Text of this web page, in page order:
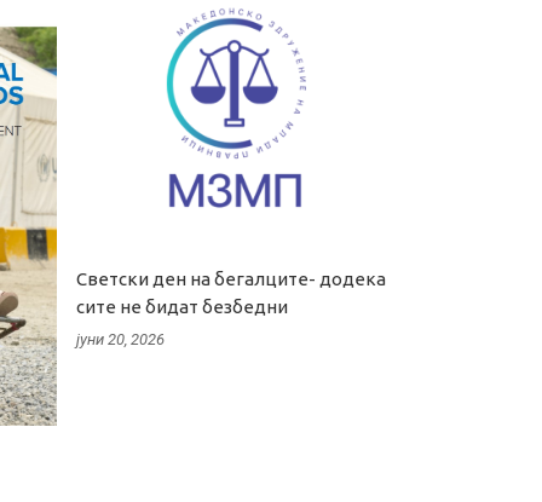
Светски ден на бегалците- додека
сите не бидат безбедни
јуни 20, 2026